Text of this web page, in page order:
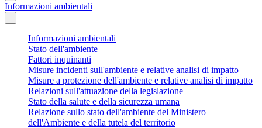
Informazioni ambientali
Informazioni ambientali
Stato dell'ambiente
Fattori inquinanti
Misure incidenti sull'ambiente e relative analisi di impatto
Misure a protezione dell'ambiente e relative analisi di impatto
Relazioni sull'attuazione della legislazione
Stato della salute e della sicurezza umana
Relazione sullo stato dell'ambiente del Ministero
dell'Ambiente e della tutela del territorio